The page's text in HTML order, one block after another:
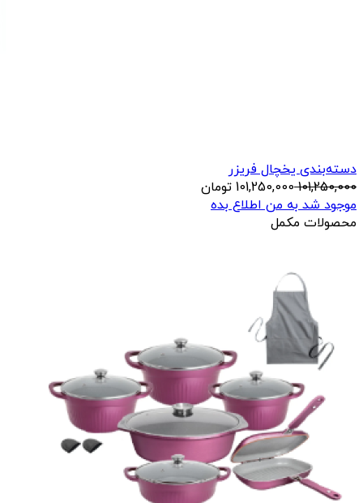
دسته‌بندی یخچال فریزر
101,250,000
101,250,000 تومان
موجود شد به من اطلاع بده
محصولات مکمل